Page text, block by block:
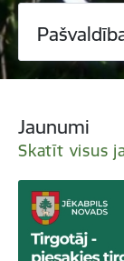
Jaunumi
Skatīt visus